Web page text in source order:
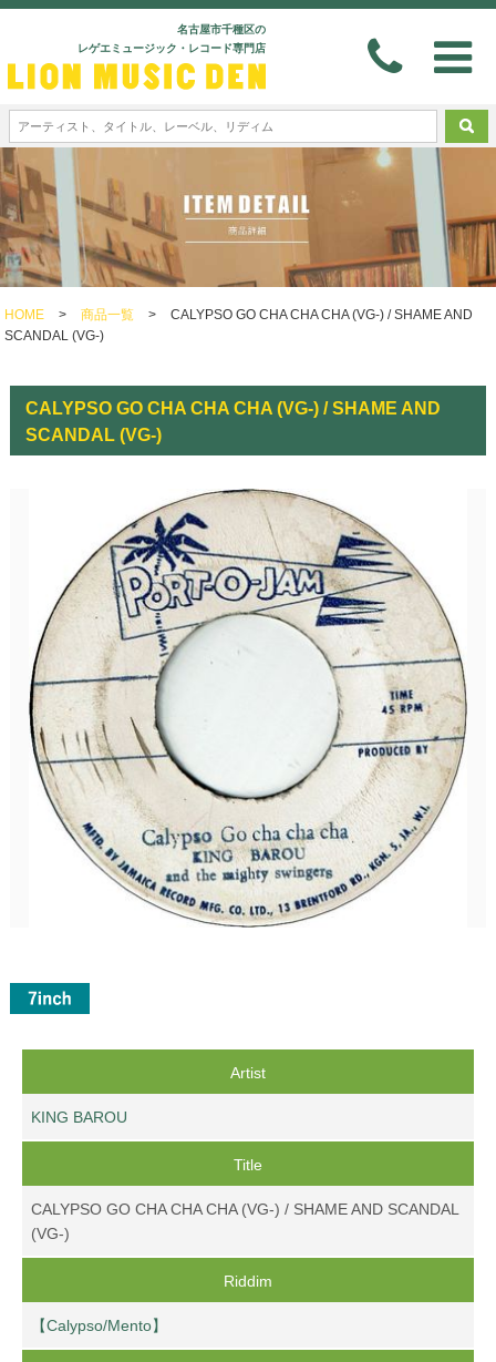
名古屋市千種区の
レゲエミュージック・レコード専門店
HOME > 商品一覧 >
CALYPSO GO CHA CHA CHA (VG-) / SHAME AND
SCANDAL (VG-)
CALYPSO GO CHA CHA CHA (VG-) / SHAME AND
SCANDAL (VG-)
Artist
KING BAROU
Title
CALYPSO GO CHA CHA CHA (VG-) / SHAME AND SCANDAL
(VG-)
Riddim
【Calypso/Mento】